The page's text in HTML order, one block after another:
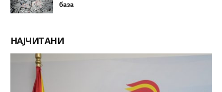
база
НАЈЧИТАНИ